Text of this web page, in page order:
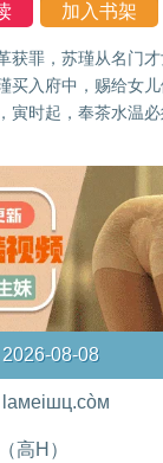
加入书架
获罪，苏瑾从名门
买入府中，赐给女
时起，奉茶水温必
08-08
laмeiшц.còм
高H）